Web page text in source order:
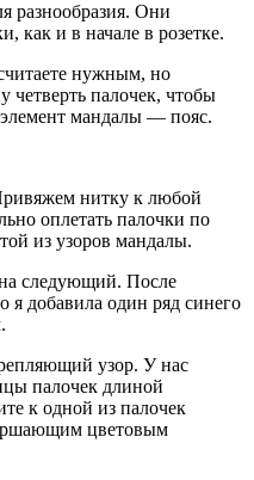
разнообразия. Они
как и в начале в розетке.
нужным, но
четверть палочек, чтобы
мандалы — пояс.
нитку к любой
оплетать палочки по
из узоров мандалы.
следующий. После
я добавила один ряд синего
узор. У нас
палочек длиной
к одной из палочек
цветовым